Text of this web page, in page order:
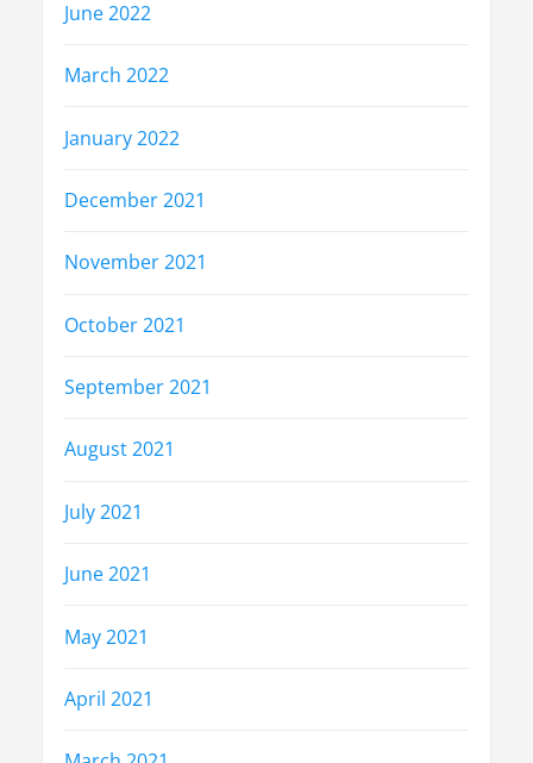
June 2022
March 2022
January 2022
December 2021
November 2021
October 2021
September 2021
August 2021
July 2021
June 2021
May 2021
April 2021